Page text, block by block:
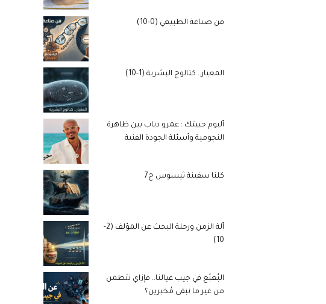
فن صناعة الطبيعي (0-10)
المعيار.. كتالوج البشرية (1-10)
ألبوم حبيتك : عمرو دياب بين ظاهرة
النجومية وأسئلة الجودة الفنية
كلنا سفينة ثيسوس ج7
آلة الزمن ورحلة البحث عن المؤلف (2-
10)
البُعبُع في جيب عيالنا.. فإزاي نتطمن
من غير ما نبقى مُخبرين؟